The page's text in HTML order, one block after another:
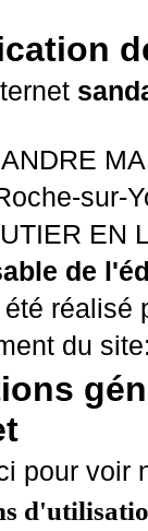
sur-
EN
de
été réalisé
du
pour voir